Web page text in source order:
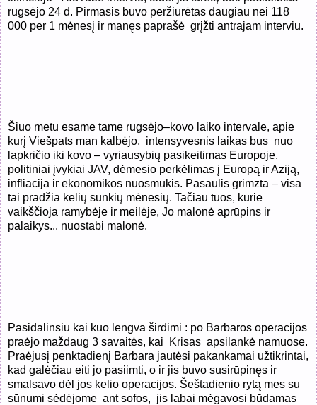
rugsėjo 24 d. Pirmasis buvo peržiūrėtas daugiau nei 118
000 per 1 mėnesį ir manęs paprašė grįžti antrajam interviu.
Šiuo metu esame tame rugsėjo–kovo laiko intervale, apie
kurį Viešpats man kalbėjo, intensyvesnis laikas bus nuo
lapkričio iki kovo – vyriausybių pasikeitimas Europoje,
politiniai įvykiai JAV, dėmesio perkėlimas į Europą ir Aziją,
infliacija ir ekonomikos nuosmukis. Pasaulis grimzta – visa
tai pradžia kelių sunkių mėnesių. Tačiau tuos, kurie
vaikščioja ramybėje ir meilėje, Jo malonė aprūpins ir
palaikys... nuostabi malonė.
Pasidalinsiu kai kuo lengva širdimi : po Barbaros operacijos
praėjo maždaug 3 savaitės, kai
Krisas apsilankė namuose.
Praėjusį penktadienį Barbara jautėsi pakankamai užtikrintai,
kad galėčiau eiti jo pasiimti, o ir jis buvo susirūpinęs ir
smalsavo dėl jos kelio operacijos. Šeštadienio rytą mes su
sūnumi sėdėjome ant sofos, jis labai mėgavosi būdamas